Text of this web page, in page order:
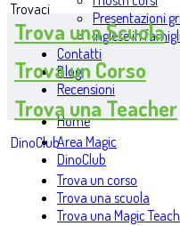
Presentazioni
Inglese in
Contatti
Blog
Recensioni
Home
Area Magic
DinoClub
Trova un corso
Trova una scuola
Trova una Magic
Trovaci
Trova una Scuola
Trova un Corso
Trova una Teacher
DinoClub